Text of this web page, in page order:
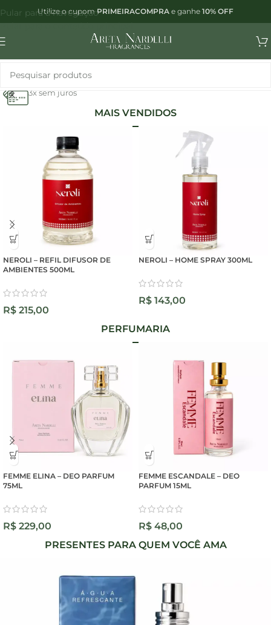
Pular para a navegação
Pular para o conteúdo principal
Utilize o cupomPRIMEIRACOMPRA e ganhe 10% OFF
3x sem juros
MAIS VENDIDOS
NEROLI – REFIL DIFUSOR DE
AMBIENTES 500ML
R$ 215,00
NEROLI – HOME SPRAY 300ML
R$ 143,00
PERFUMARIA
FEMME ELINA – DEO PARFUM
75ML
R$ 229,00
FEMME ESCANDALE – DEO
PARFUM 15ML
R$ 48,00
PRESENTES PARA QUEM VOCÊ AMA